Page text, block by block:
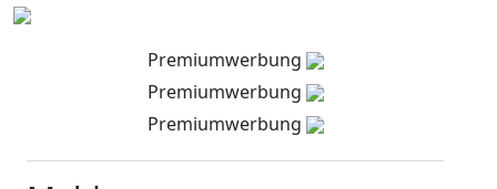
Premiumwerbung
Premiumwerbung
Premiumwerbung